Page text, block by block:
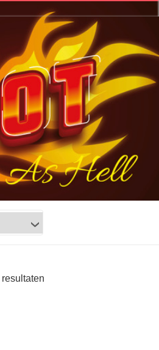
resultaten